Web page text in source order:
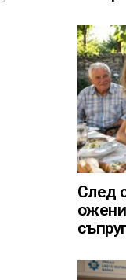
След